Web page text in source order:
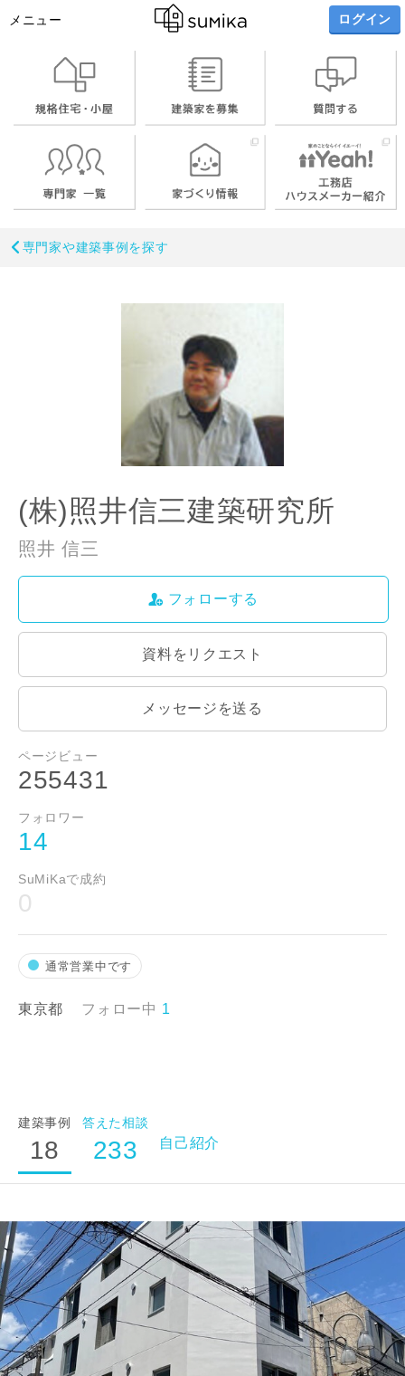
メニュー ログイン
専門家や建築事例を探す
(株)照井信三建築研究所
照井 信三
フォローする
資料をリクエスト
メッセージを送る
ページビュー
255431
フォロワー
14
SuMiKaで成約
0
通常営業中です
東京都 フォロー中 1
建築事例
18
答えた相談
233 自己紹介